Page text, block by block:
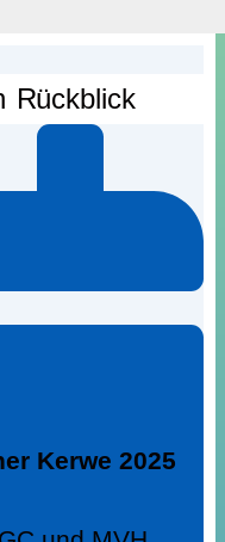
Rückblick
Kerwe 2025